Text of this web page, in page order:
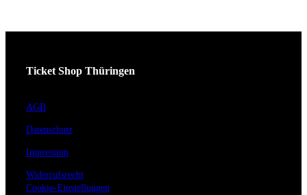
Ticket Shop Thüringen
AGB
Datenschutz
Impressum
Widerrufsrecht
Cookie-Einstellungen